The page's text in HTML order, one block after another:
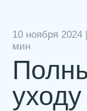
и Demax